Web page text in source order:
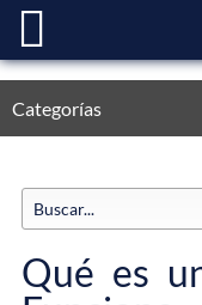
Categorías
Qué es